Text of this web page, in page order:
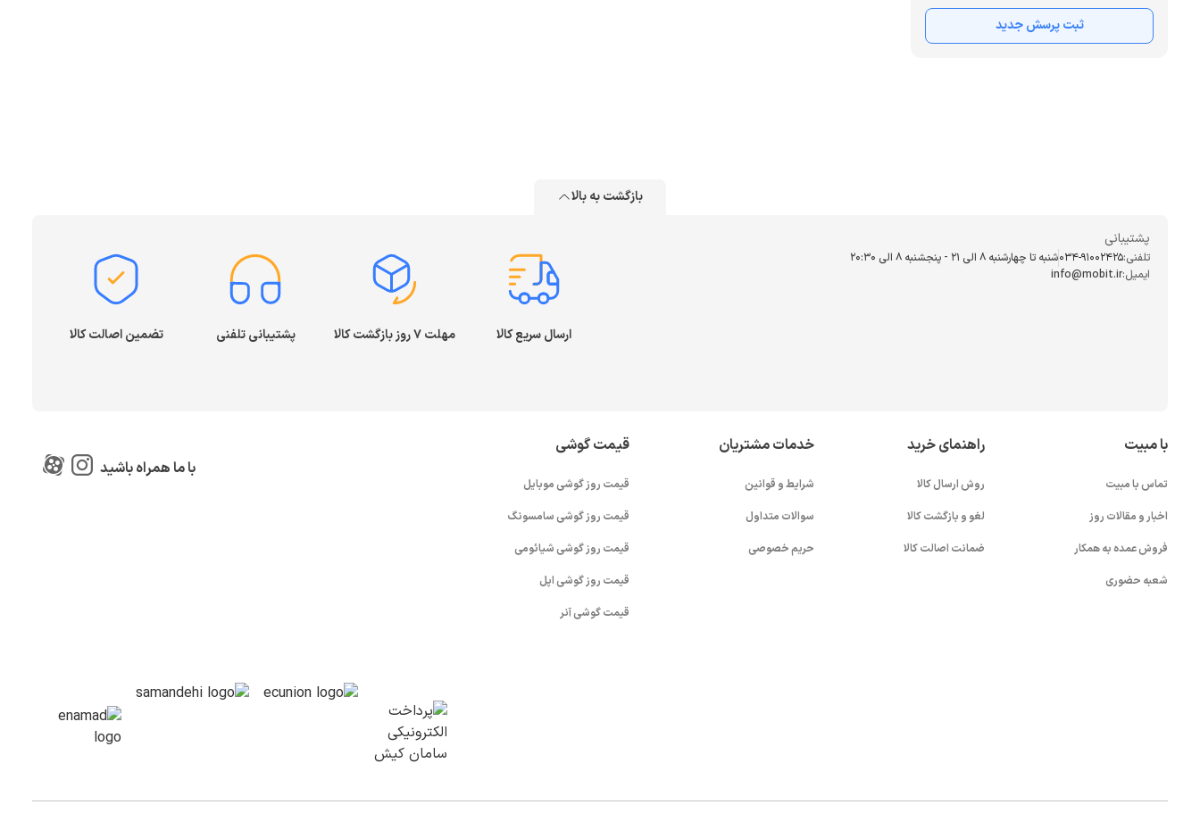
ثبت پرسش جدید
بازگشت به بالا
پشتیبانی
تلفنی:034-91002425شنبه تا چهارشنبه ۸ الی ۲۱ - پنجشنبه 8 الی ۲۰:۳۰
ایمیل:info@mobit.ir
ارسال سریع کالا مهلت ۷ روز بازگشت کالا پشتیبانی تلفنی تضمین اصالت کالا
با مبیت
تماس با مبیت
اخبار و مقالات روز
فروش عمده به همکار
شعبه حضوری
راهنمای خرید
روش ارسال کالا
لغو و بازگشت کالا
ضمانت اصالت کالا
خدمات مشتریان
شرایط و قوانین
سوالات متداول
حریم خصوصی
قیمت گوشی
قیمت روز گوشی موبایل
قیمت روز گوشی سامسونگ
قیمت روز گوشی شیائومی
قیمت روز گوشی اپل
قیمت گوشی آنر
با ما همراه باشید